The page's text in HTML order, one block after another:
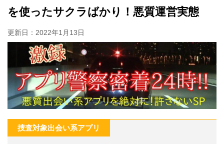
を使ったサクラばかり！悪質運営実態
更新日： 2022年1月13日
捜査対象出会い系アプリ